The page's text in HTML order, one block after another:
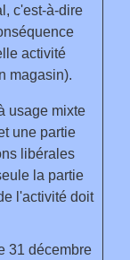
c'est-à-dire
activité
magasin).
usage mixte
une partie
libérales
la partie
l'activité doit
31 décembre